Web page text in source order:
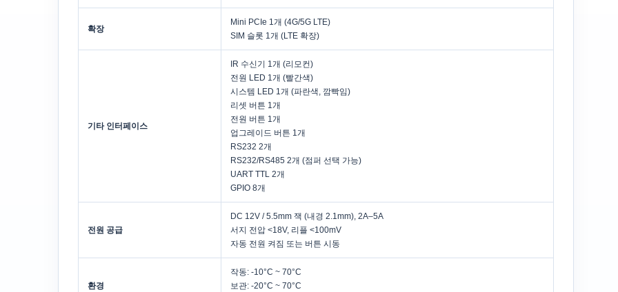
확장
Mini PCIe 1개 (4G/5G LTE)
SIM 슬롯 1개 (LTE 확장)
기타 인터페이스
IR 수신기 1개 (리모컨)
전원 LED 1개 (빨간색)
시스템 LED 1개 (파란색, 깜빡임)
리셋 버튼 1개
전원 버튼 1개
업그레이드 버튼 1개
RS232 2개
RS232/RS485 2개 (점퍼 선택 가능)
UART TTL 2개
GPIO 8개
전원 공급
DC 12V / 5.5mm 잭 (내경 2.1mm), 2A–5A
서지 전압 <18V, 리플 <100mV
자동 전원 켜짐 또는 버튼 시동
환경
작동: -10°C ~ 70°C
보관: -20°C ~ 70°C